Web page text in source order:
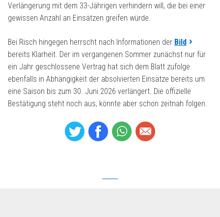
Verlängerung mit dem 33-Jährigen verhindern will, die bei einer
gewissen Anzahl an Einsätzen greifen würde.
Bei Risch hingegen herrscht nach Informationen der Bild
bereits Klarheit. Der im vergangenen Sommer zunächst nur für
ein Jahr geschlossene Vertrag hat sich dem Blatt zufolge
ebenfalls in Abhängigkeit der absolvierten Einsätze bereits um
eine Saison bis zum 30. Juni 2026 verlängert. Die offizielle
Bestätigung steht noch aus, könnte aber schon zeitnah folgen.